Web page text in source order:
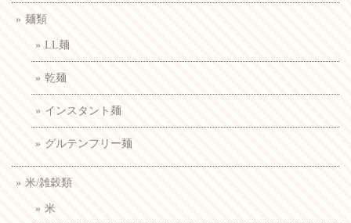
麺類
LL麺
乾麺
インスタント麺
グルテンフリー麺
米/雑穀類
米